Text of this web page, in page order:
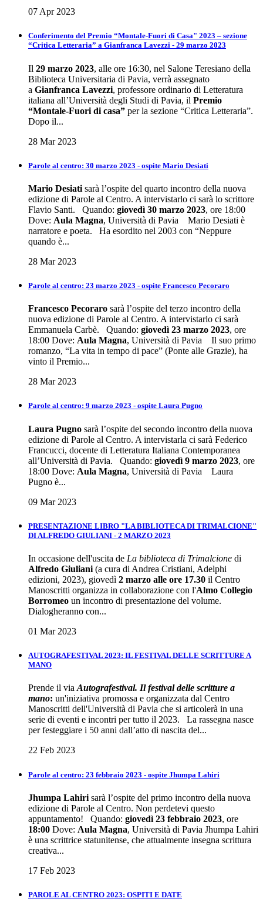
07 Apr 2023
Conferimento del Premio “Montale-Fuori di Casa" 2023 – sezione
“Critica Letteraria” a Gianfranca Lavezzi - 29 marzo 2023
Il 29 marzo 2023, alle ore 16:30, nel Salone Teresiano della
Biblioteca Universitaria di Pavia, verrà assegnato
a Gianfranca Lavezzi, professore ordinario di Letteratura
italiana all’Università degli Studi di Pavia, il Premio
“Montale-Fuori di casa” per la sezione “Critica Letteraria”.
Dopo il...
28 Mar 2023
Parole al centro: 30 marzo 2023 - ospite Mario Desiati
Mario Desiati sarà l’ospite del quarto incontro della nuova
edizione di Parole al Centro. A intervistarlo ci sarà lo scrittore
Flavio Santi. Quando: giovedì 30 marzo 2023, ore 18:00
Dove: Aula Magna, Università di Pavia Mario Desiati è
narratore e poeta. Ha esordito nel 2003 con “Neppure
quando è...
28 Mar 2023
Parole al centro: 23 marzo 2023 - ospite Francesco Pecoraro
Francesco Pecoraro sarà l’ospite del terzo incontro della
nuova edizione di Parole al Centro. A intervistarlo ci sarà
Emmanuela Carbè. Quando: giovedì 23 marzo 2023, ore
18:00 Dove: Aula Magna, Università di Pavia Il suo primo
romanzo, “La vita in tempo di pace” (Ponte alle Grazie), ha
vinto il Premio...
28 Mar 2023
Parole al centro: 9 marzo 2023 - ospite Laura Pugno
Laura Pugno sarà l’ospite del secondo incontro della nuova
edizione di Parole al Centro. A intervistarla ci sarà Federico
Francucci, docente di Letteratura Italiana Contemporanea
all’Università di Pavia. Quando: giovedì 9 marzo 2023, ore
18:00 Dove: Aula Magna, Università di Pavia Laura
Pugno è...
09 Mar 2023
PRESENTAZIONE LIBRO "LA BIBLIOTECA DI TRIMALCIONE"
DI ALFREDO GIULIANI - 2 MARZO 2023
In occasione dell'uscita de La biblioteca di Trimalcione di
Alfredo Giuliani (a cura di Andrea Cristiani, Adelphi
edizioni, 2023), giovedì 2 marzo alle ore 17.30 il Centro
Manoscritti organizza in collaborazione con l'Almo Collegio
Borromeo un incontro di presentazione del volume.
Dialogheranno con...
01 Mar 2023
AUTOGRAFESTIVAL 2023: IL FESTIVAL DELLE SCRITTURE A
MANO
Prende il via Autografestival. Il festival delle scritture a
mano: un'iniziativa promossa e organizzata dal Centro
Manoscritti dell'Università di Pavia che si articolerà in una
serie di eventi e incontri per tutto il 2023. La rassegna nasce
per festeggiare i 50 anni dall’atto di nascita del...
22 Feb 2023
Parole al centro: 23 febbraio 2023 - ospite Jhumpa Lahiri
Jhumpa Lahiri sarà l’ospite del primo incontro della nuova
edizione di Parole al Centro. Non perdetevi questo
appuntamento! Quando: giovedì 23 febbraio 2023, ore
18:00 Dove: Aula Magna, Università di Pavia Jhumpa Lahiri
è una scrittrice statunitense, che attualmente insegna scrittura
creativa...
17 Feb 2023
PAROLE AL CENTRO 2023: OSPITI E DATE